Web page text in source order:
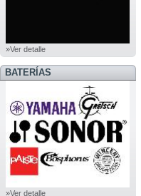
»Ver detalle
BATERÍAS
»Ver detalle